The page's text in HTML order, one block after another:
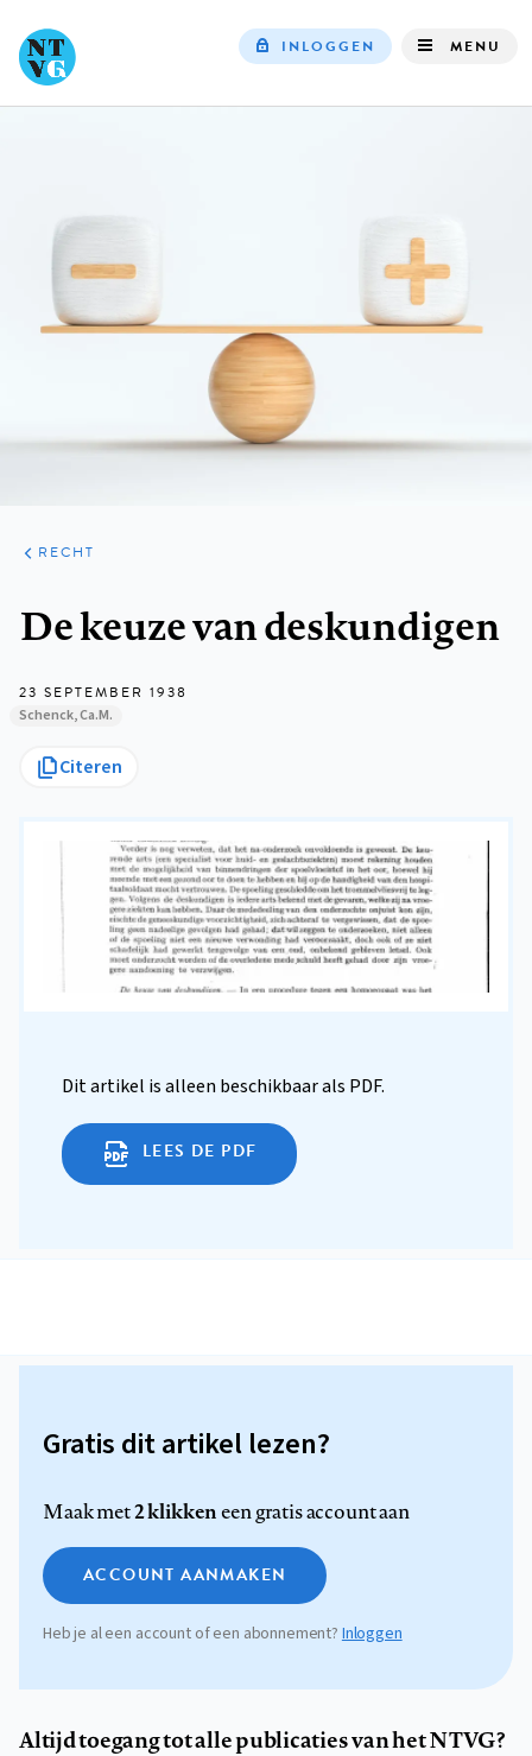
INLOGGEN MENU
ARTIKELEN
PERSPECTIEF
RECHT
De keuze van deskundigen
23 SEPTEMBER 1938
Schenck, Ca.M.
Citeren
Dit artikel is alleen beschikbaar als PDF.
LEES DE PDF
Gratis dit artikel lezen?
Maak met2 klikkeneen gratis account aan
ACCOUNT AANMAKEN
Heb je al een account of een abonnement? Inloggen
Altijd toegang tot alle publicaties van het NTVG?